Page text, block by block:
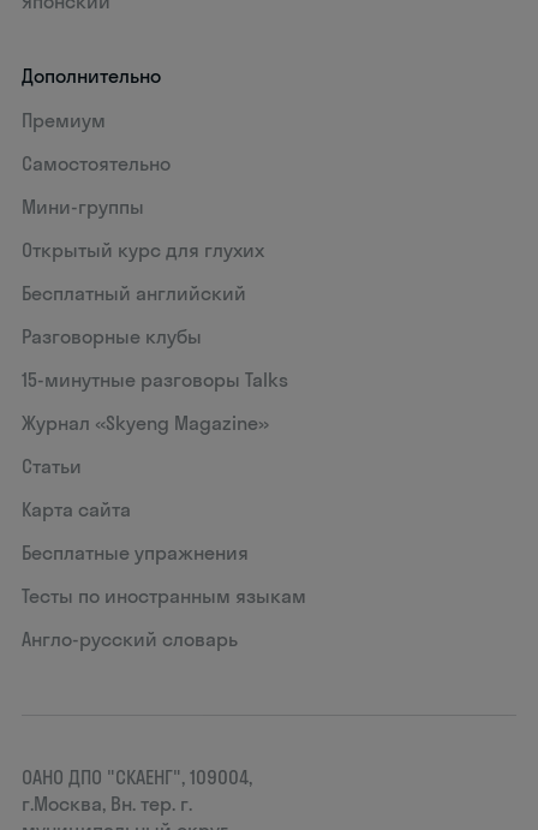
Дополнительно
Премиум
Самостоятельно
Мини-группы
Открытый курс для глухих
Бесплатный английский
Разговорные клубы
15‑минутные разговоры Talks
Журнал «Skyeng Magazine»
Статьи
Карта сайта
Бесплатные упражнения
Тесты по иностранным языкам
Англо-русский словарь
ОАНО ДПО "СКАЕНГ", 109004,
г.Москва, Вн. тер. г.